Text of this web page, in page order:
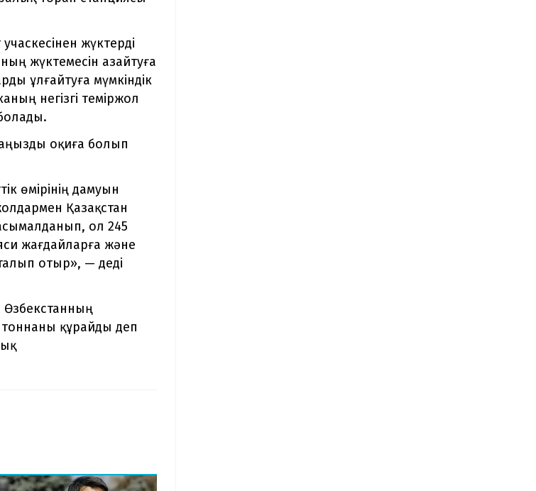
жүктерді
жүктемесін азайтуға
ұлғайтуға мүмкіндік
негізгі теміржол
оқиға болып
өмірінің дамуын
Қазақстан
ол 245
жағдайларға және
отыр», — деді
құрайды деп